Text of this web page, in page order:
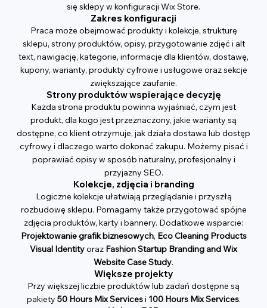
się sklepy w konfiguracji Wix Store.
Zakres konfiguracji
Praca może obejmować produkty i kolekcje, strukturę
sklepu, strony produktów, opisy, przygotowanie zdjęć i alt
text, nawigację, kategorie, informacje dla klientów, dostawę,
kupony, warianty, produkty cyfrowe i usługowe oraz sekcje
zwiększające zaufanie.
Strony produktów wspierające decyzję
Każda strona produktu powinna wyjaśniać, czym jest
produkt, dla kogo jest przeznaczony, jakie warianty są
dostępne, co klient otrzymuje, jak działa dostawa lub dostęp
cyfrowy i dlaczego warto dokonać zakupu. Możemy pisać i
poprawiać opisy w sposób naturalny, profesjonalny i
przyjazny SEO.
Kolekcje, zdjęcia i branding
Logiczne kolekcje ułatwiają przeglądanie i przyszłą
rozbudowę sklepu. Pomagamy także przygotować spójne
zdjęcia produktów, karty i bannery. Dodatkowe wsparcie:
Projektowanie grafik biznesowych, Eco Cleaning Products
Visual Identityoraz Fashion Startup Branding and Wix
Website Case Study.
Większe projekty
Przy większej liczbie produktów lub zadań dostępne są
pakiety 50 Hours Mix Servicesi 100 Hours Mix Services.